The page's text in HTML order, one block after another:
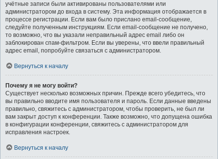
учётные записи были активированы пользователями или
администратором до входа в систему. Эта информация отображается в
процессе регистрации. Если вам было прислано email-сообщение,
следуйте полученным инструкциям. Если email-сообщение не получено,
то возможно, что вы указали неправильный адрес email либо он
заблокирован спам-фильтром. Если вы уверены, что ввели правильный
адрес email, попробуйте связаться с администратором.
Вернуться к началу
Почему я не могу войти?
Существует несколько возможных причин. Прежде всего убедитесь, что
вы правильно вводите имя пользователя и пароль. Если данные введены
правильно, свяжитесь с администратором, чтобы проверить, не был ли
вам закрыт доступ к конференции. Также возможно, что допущена ошибка
в конфигурации конференции, свяжитесь с администратором для
исправления настроек.
Вернуться к началу